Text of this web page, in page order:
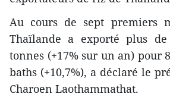
Au cours de sept premiers
Thaïlande a exporté plus
tonnes (+17% sur un an) pour
baths (+10,7%), a déclaré le
Charoen Laothammathat.